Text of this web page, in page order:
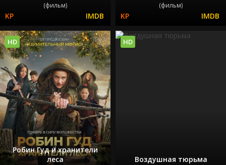
(фильм) (фильм)
Робин Гуд и хранители
леса
HD
Воздушная тюрьма
HD